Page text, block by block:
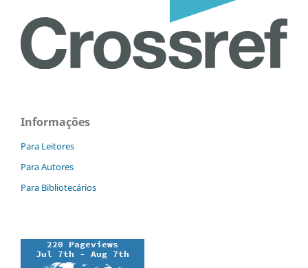
Informações
Para Leitores
Para Autores
Para Bibliotecários